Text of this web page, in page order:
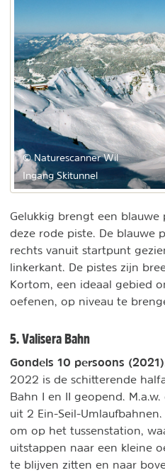
© Naturescanner Wil
Ingang Skitunnel
Gelukkig brengt een
deze rode piste. De blauwe
rechts vanuit startpunt
linkerkant. De pistes zijn
Kortom, een ideaal gebied
oefenen, op niveau te
5. Valisera Bahn
Gondels 10 persoons (2021)
2022 is de schitterende
Bahn I en II geopend.
uit 2 Ein-Seil-
om op het tussenstation,
uitstappen naar een kleine
te blijven zitten en naar